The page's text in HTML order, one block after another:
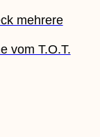
mehrere
vom T.O.T.